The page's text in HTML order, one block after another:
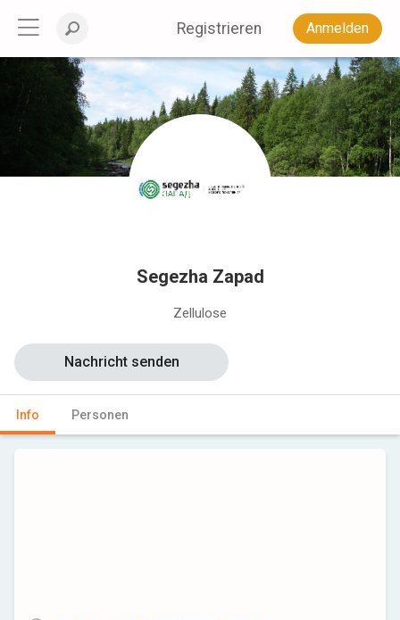
Registrieren Anmelden
Segezha Zapad
Zellulose
Info Personen
Nachricht senden